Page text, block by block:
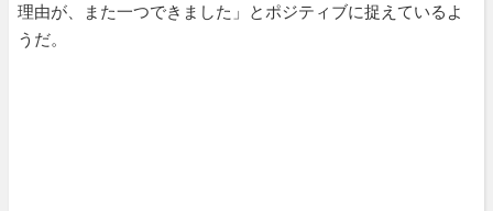
理由が、また一つできました」とポジティブに捉えているよ
うだ。